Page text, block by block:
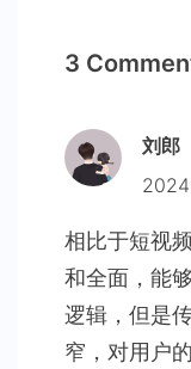
3
刘郎
相比于短视
和全面，能
逻辑，但是
窄，对用户